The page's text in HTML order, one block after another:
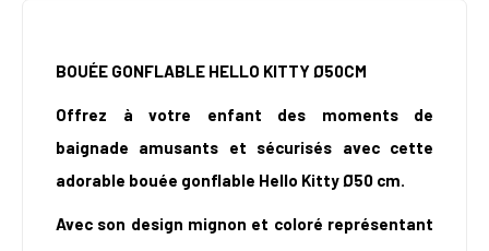
BOUÉE GONFLABLE HELLO KITTY Ø50CM
Offrez à votre enfant des moments de
baignade amusants et sécurisés avec cette
adorable bouée gonflable Hello Kitty Ø50 cm.
Avec son design mignon et coloré représentant